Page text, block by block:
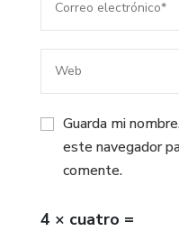
Guarda mi
este navegador
comente.
4 × cuatro =